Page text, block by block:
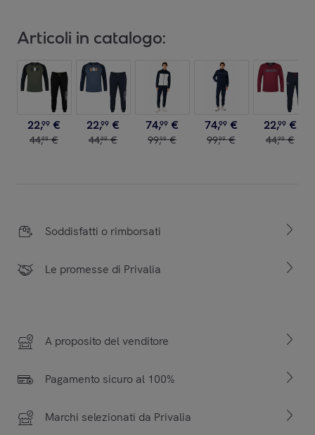
Articoli in catalogo:
22,99 €
44,99 €
22,99 €
44,99 €
74,99 €
99,99 €
74,99 €
99,99 €
22,99 €
44,99 €
Soddisfatti o rimborsati
Le promesse di Privalia
A proposito del venditore
Pagamento sicuro al 100%
Marchi selezionati da Privalia